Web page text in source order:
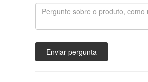
Enviar pergunta